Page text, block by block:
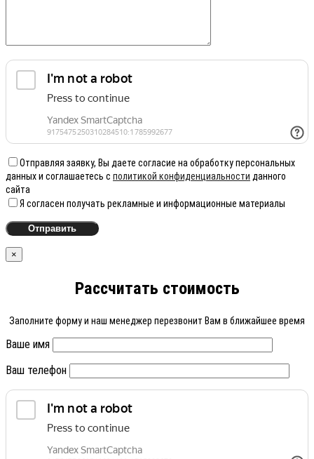
Отправляя заявку, Вы даете согласие на обработку персональных
данных и соглашаетесь с политикой конфиденциальности данного
сайта
Я согласен получать рекламные и информационные материалы
×
Рассчитать стоимость
Заполните форму и наш менеджер перезвонит Вам в ближайшее время
Ваше имя
Ваш телефон